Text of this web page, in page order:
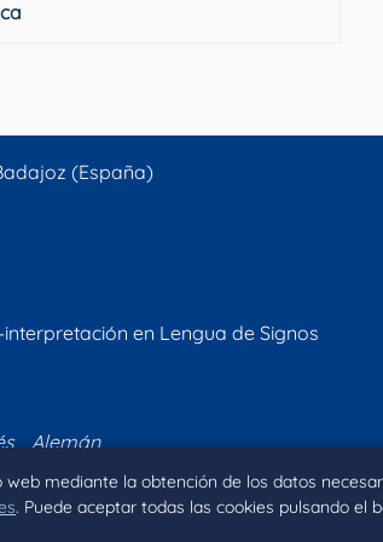
mediante la obtención de los datos
. Puede aceptar todas las cookies pulsando el
(España)
en Lengua de Signos
Alemán
Aviso legal Política de